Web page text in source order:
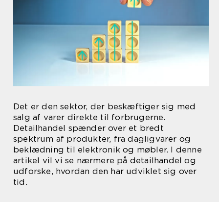
Det er den sektor, der beskæftiger sig med
salg af varer direkte til forbrugerne.
Detailhandel spænder over et bredt
spektrum af produkter, fra dagligvarer og
beklædning til elektronik og møbler. I denne
artikel vil vi se nærmere på detailhandel og
udforske, hvordan den har udviklet sig over
tid.